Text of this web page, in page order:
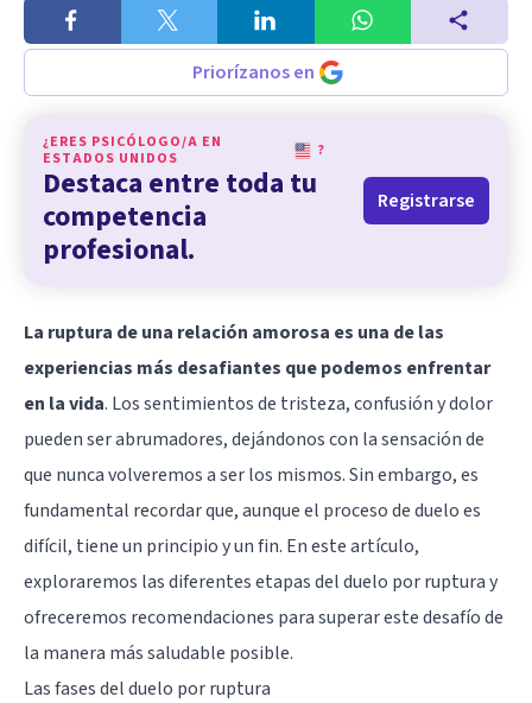
Priorízanos en
¿ERES PSICÓLOGO/A EN
ESTADOS UNIDOS
?
Destaca entre toda tu
competencia
profesional.
Registrarse
La ruptura de una relación amorosa es una de las
experiencias más desafiantes que podemos enfrentar
en la vida. Los sentimientos de tristeza, confusión y dolor
pueden ser abrumadores, dejándonos con la sensación de
que nunca volveremos a ser los mismos. Sin embargo, es
fundamental recordar que, aunque el proceso de duelo es
difícil, tiene un principio y un fin. En este artículo,
exploraremos las diferentes etapas del duelo por ruptura y
ofreceremos recomendaciones para superar este desafío de
la manera más saludable posible.
Las fases del duelo por ruptura